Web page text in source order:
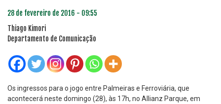
28 de fevereiro de 2016 - 09:55
Thiago Kimori
Departamento de Comunicação
Os ingressos para o jogo entre Palmeiras e Ferroviária, que
acontecerá neste domingo (28), às 17h, no Allianz Parque, em